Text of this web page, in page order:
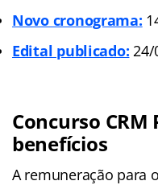
Novo cronograma:
Edital publicado: 24/
Concurso
benefícios
A remuneração para